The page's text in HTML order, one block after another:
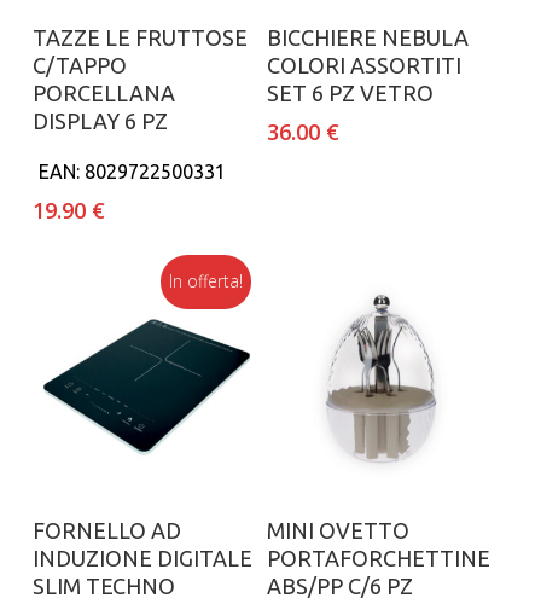
Aggiungi al carrello
TAZZE LE FRUTTOSE
C/TAPPO
PORCELLANA
DISPLAY 6 PZ
EAN: 8029722500331
19.90 €
Aggiungi al carrello
BICCHIERE NEBULA
COLORI ASSORTITI
SET 6 PZ VETRO
36.00 €
In offerta!
Aggiungi al carrello
FORNELLO AD
INDUZIONE DIGITALE
SLIM TECHNO
Aggiungi al carrello
MINI OVETTO
PORTAFORCHETTINE
ABS/PP C/6 PZ